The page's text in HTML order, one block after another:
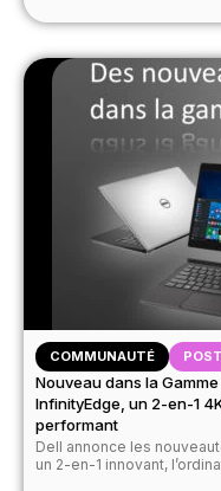
COMMUNAUTÉ POST
Nouveau dans la
InfinityEdge, un 2-en-1
performant
Dell annonce les
un 2-en-1 innovant,